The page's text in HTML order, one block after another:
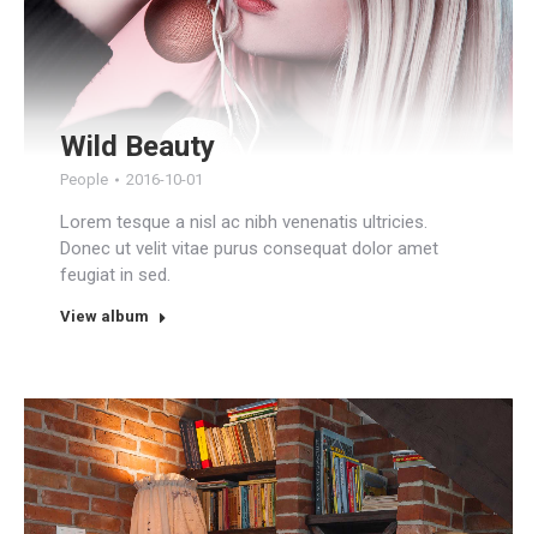
Wild Beauty
People 2016-10-01
Lorem tesque a nisl ac nibh venenatis ultricies.
Donec ut velit vitae purus consequat dolor amet
feugiat in sed.
View album